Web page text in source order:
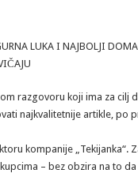
LUKA I NAJBOLJI
razgovoru koji ima za cilj
najkvalitetnije artikle, po
kompanije „Tekijanka“.
– bez obzira na to